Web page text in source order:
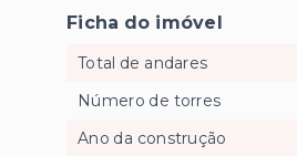
Ficha do imóvel
Total de andares
Número de torres
Ano da construção